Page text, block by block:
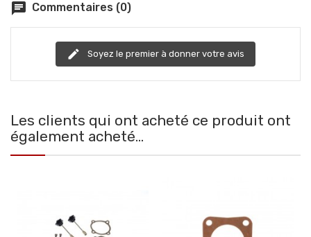
chat Commentaires (0)
edit Soyez le premier à donner votre avis
Les clients qui ont acheté ce produit ont
également acheté...